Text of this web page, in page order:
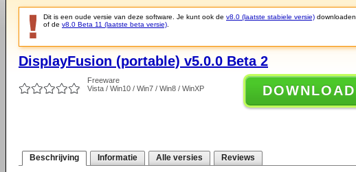
Dit is een oude versie van deze software. Je kunt ook de v8.0 (laatste stabiele versie) downloaden.
of de v8.0 Beta 11 (laatste beta versie)
DisplayFusion (portable) v5.0.0 Beta 2
Freeware
Vista / Win10 / Win7 / Win8 / WinXP
DOWNLOAD
Beschrijving Informatie Alle versies Reviews